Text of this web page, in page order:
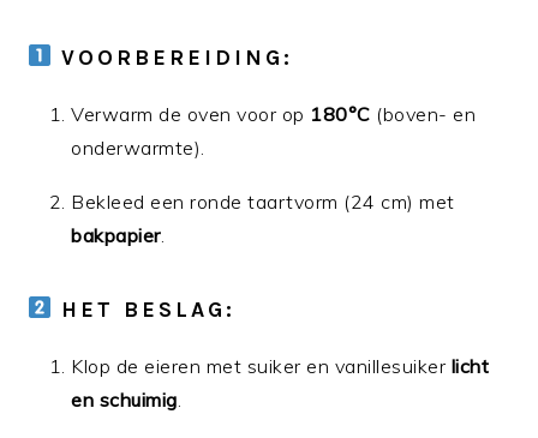
VOORBEREIDING:
Verwarm de oven voor op 180°C (boven- en
onderwarmte).
Bekleed een ronde taartvorm (24 cm) met
bakpapier.
HET BESLAG:
Klop de eieren met suiker en vanillesuiker licht
en schuimig